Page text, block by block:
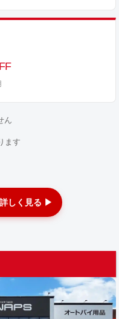
ん
ます
しく見る ▶